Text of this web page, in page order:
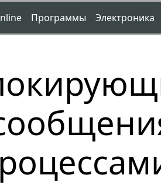
Программы Электроника